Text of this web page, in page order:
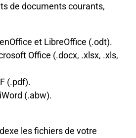
de documents courants,
et LibreOffice (.odt).
Office (.docx, .xlsx, .xls,
(.pdf).
(.abw).
les fichiers de votre